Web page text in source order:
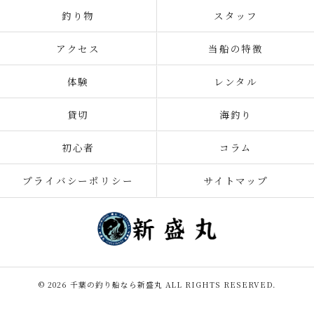
釣り物 スタッフ
アクセス 当船の特徴
体験 レンタル
貸切 海釣り
初心者 コラム
プライバシーポリシー サイトマップ
© 2026 千葉の釣り船なら新盛丸 ALL RIGHTS RESERVED.